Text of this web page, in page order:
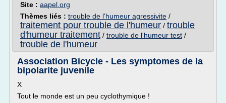
Site : aapel.org
Thèmes liés : trouble de l'humeur agressivite /
traitement pour trouble de l'humeur / trouble
d'humeur traitement / trouble de l'humeur test /
trouble de l'humeur
Association Bicycle - Les symptomes de la
bipolarite juvenile
X
Tout le monde est un peu cyclothymique !